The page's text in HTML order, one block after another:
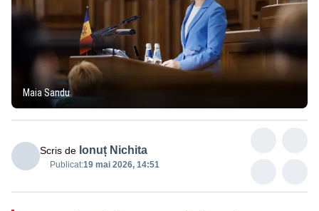
Maia Sandu
Scris de Ionuț Nichita
Publicat:19 mai 2026, 14:51